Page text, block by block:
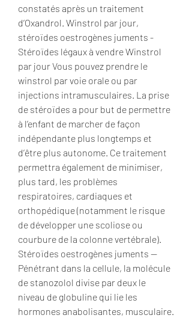
constatés après un traitement
d’Oxandrol. Winstrol par jour,
stéroïdes oestrogènes juments -
Stéroïdes légaux à vendre Winstrol
par jour Vous pouvez prendre le
winstrol par voie orale ou par
injections intramusculaires. La prise
de stéroïdes a pour but de permettre
à l’enfant de marcher de façon
indépendante plus longtemps et
d’être plus autonome. Ce traitement
permettra également de minimiser,
plus tard, les problèmes
respiratoires, cardiaques et
orthopédique (notamment le risque
de développer une scoliose ou
courbure de la colonne vertébrale).
Stéroïdes oestrogènes juments --
Pénétrant dans la cellule, la molécule
de stanozolol divise par deux le
niveau de globuline qui lie les
hormones anabolisantes, musculaire.